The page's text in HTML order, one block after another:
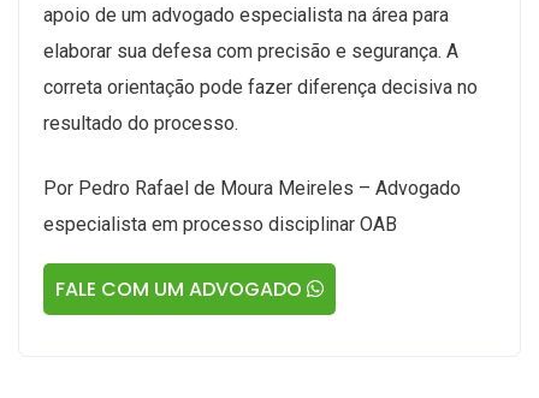
apoio de um advogado especialista na área para
elaborar sua defesa com precisão e segurança. A
correta orientação pode fazer diferença decisiva no
resultado do processo.
Por Pedro Rafael de Moura Meireles – Advogado
especialista em processo disciplinar OAB
FALE COM UM ADVOGADO